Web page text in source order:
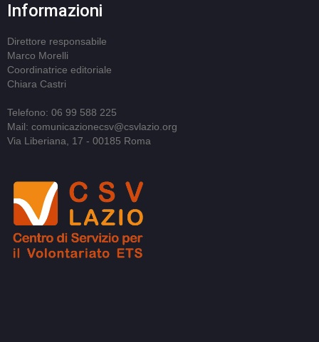
Informazioni
Direttore responsabile
Marco Morelli
Coordinatrice editoriale
Chiara Castri
Telefono: 06 99 588 225
Mail: comunicazionecsv@csvlazio.org
Via Liberiana, 17 - 00185 Roma